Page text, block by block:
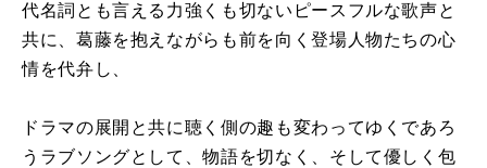
代名詞とも言える力強くも切ないピースフルな歌声と
共に、葛藤を抱えながらも前を向く登場人物たちの心
情を代弁し、
ドラマの展開と共に聴く側の趣も変わってゆくであろ
うラブソングとして、物語を切なく、そして優しく包